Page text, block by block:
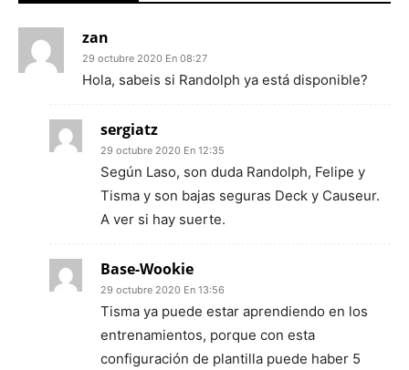
zan
29 octubre 2020 En 08:27
Hola, sabeis si Randolph ya está disponible?
sergiatz
29 octubre 2020 En 12:35
Según Laso, son duda Randolph, Felipe y
Tisma y son bajas seguras Deck y Causeur.
A ver si hay suerte.
Base-Wookie
29 octubre 2020 En 13:56
Tisma ya puede estar aprendiendo en los
entrenamientos, porque con esta
configuración de plantilla puede haber 5